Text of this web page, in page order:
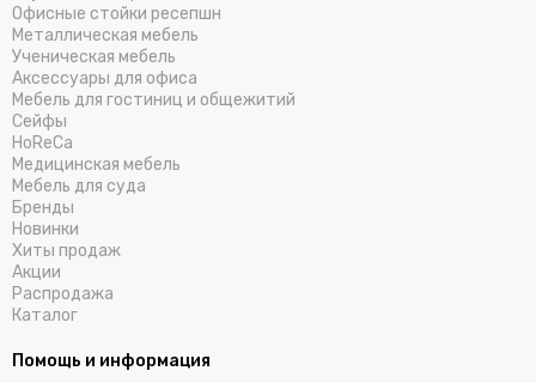
Офисные стойки ресепшн
Металлическая мебель
Ученическая мебель
Аксессуары для офиса
Мебель для гостиниц и общежитий
Cейфы
HoReCa
Медицинская мебель
Мебель для суда
Бренды
Новинки
Хиты продаж
Акции
Распродажа
Каталог
Помощь и информация